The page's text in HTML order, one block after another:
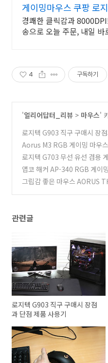
게이밍마우스 쿠팡 로
구매!
경쾌한 클릭감과
송으로 오늘 주문, 내일 바
4 구독하기
'얼리어답터_리뷰 > 마우스'
로지텍 G903 직구 구매시 장
기 (6)
Aorus M3 RGB 게이밍 마우
임 해보기 (2)
로지텍 G703 무선 유선 겸용
0Hz 지원
(5)
앱코 해커 AP-340 RGB 게이
패드
(2)
그립감 좋은 마우스 AORUS
관련글
로지텍 G903 직구 구매시 장점
과 단점 제품 사용기